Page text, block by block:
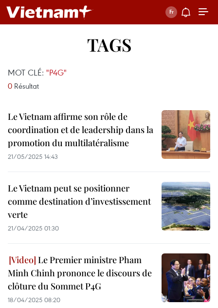
TAGS
MOT CLÉ: "P4G"
0 Résultat
Le Vietnam affirme son rôle de
coordination et de leadership dans la
promotion du multilatéralisme
21/05/2025 14:43
Le Vietnam peut se positionner
comme destination d’investissement
verte
21/04/2025 01:30
Le Premier ministre Pham
Minh Chinh prononce le discours de
clôture du Sommet P4G
18/04/2025 08:20